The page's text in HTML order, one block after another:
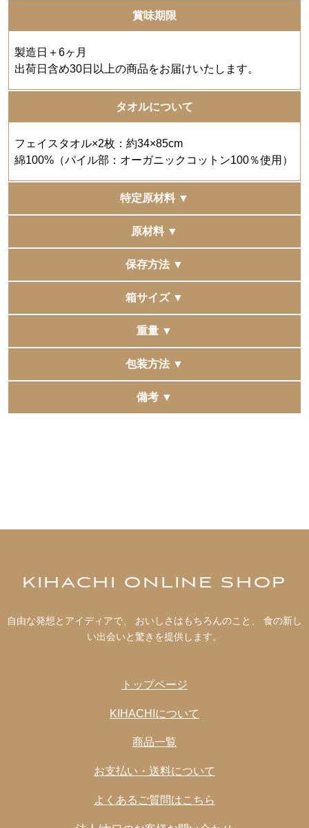
賞味期限
製造日＋6ヶ月
出荷日含め30日以上の商品をお届けいたします。
タオルについて
フェイスタオル×2枚：約34×85cm
綿100%（パイル部：オーガニックコットン100％使用）
特定原材料 ▼
原材料 ▼
【海老の濃厚ビスクスープ】
乳等を主要原料とする食品（国内製造）、アメリケーヌ
ソース、砂糖、ソテーオニオン、チキンブイヨンパウダ
ー、食塩、たん白質濃縮ホエイパウダー、ホタテエキス
パウダー、野菜ペースト、トマトペースト、白ワイン、
水あめ／増粘剤（加工でん粉）、カロテノイド色素、調
味料（アミノ酸等）、酸味料、香料、（一部にえび・小
麦・乳成分・牛肉・大豆・鶏肉・豚肉を含む）
【国産丸ごと玉ねぎのスープ】
ミノ酸等)、酸味料、（一部に小麦・乳成分・牛肉・大豆
【豆と香味野菜のトマトチャウダー】
オニオン、フライドオニオン、赤ピーマン、食塩、チリ
パウダー、 唐辛子粉末、酵母エキス、野菜ブイヨンパウ
（一部に小麦・牛肉・大豆を含む）
【牛すじ肉と野菜を煮込んだカレー】
ースト、ソテーオニオン、フライドオニオン、砂糖、カ
粉末（ローレル、陳皮）、チリパウダー／調味料(アミノ
酸等)、カラメル色素、酸味料、（一部に小麦・牛肉・大
保存方法 ▼
直射日光、高温多湿の場所を避けて保存してください。
箱サイズ ▼
シェフズ スープ5種9個入：287×294×72mm
タオルギフト箱サイズ：220×220×60mm
重量 ▼
シェフズ スープ5種9個入：2,210g
包装方法 ▼
包装、手提袋、掛け紙（のし）のご用意はございませ
ん。
備考 ▼
KIHACHI ONLINE SHOP
自由な発想とアイディアで、 おいしさはもちろんのこと、 食の新し
い出会いと驚きを提供します。
トップページ
KIHACHIについて
商品一覧
お支払い・送料について
よくあるご質問はこちら